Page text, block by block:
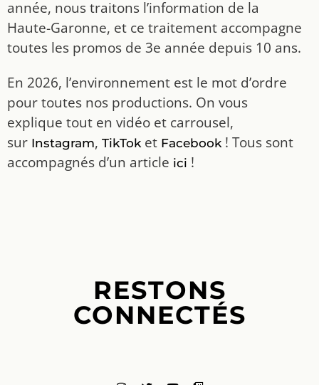
année, nous traitons l’information de la
Haute-Garonne, et ce traitement accompagne
toutes les promos de 3e année depuis 10 ans.
En 2026, l’environnement est le mot d’ordre
pour toutes nos productions. On vous
explique tout en vidéo et carrousel,
sur Instagram, TikToket Facebook! Tous sont
accompagnés d’un article ici !
RESTONS
CONNECTÉS